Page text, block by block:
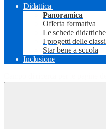
Didattica
Panoramica
Offerta formativa
Le schede didattiche
I progetti delle classi
Star bene a scuola
Inclusione